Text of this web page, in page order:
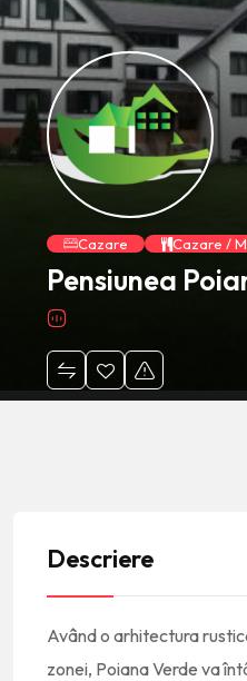
Cazare Cazare /
Pensiunea
Descriere
Având o arhitectura
zonei, Poiana Verde va